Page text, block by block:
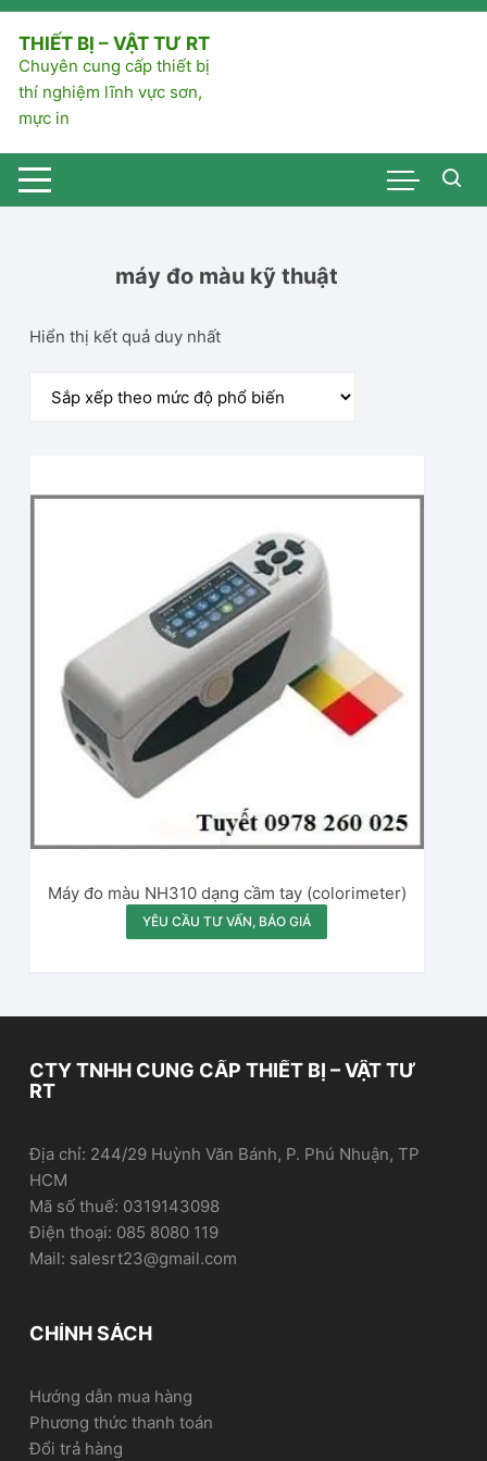
Chuyển
nội
dung
THIẾT BỊ – VẬT TƯ RT
Chuyên cung cấp thiết bị
thí nghiệm lĩnh vực sơn,
mực in
máy đo màu kỹ thuật
Hiển thị kết quả duy nhất
Máy đo màu NH310 dạng cầm tay (colorimeter)
YÊU CẦU TƯ VẤN, BÁO GIÁ
CTY TNHH CUNG CẤP THIẾT BỊ – VẬT TƯ
RT
Địa chỉ: 244/29 Huỳnh Văn Bánh, P. Phú Nhuận, TP
HCM
Mã số thuế: 0319143098
Điện thoại: 085 8080 119
Mail: salesrt23@gmail.com
CHÍNH SÁCH
Hướng dẫn mua hàng
Phương thức thanh toán
Đổi trả hàng